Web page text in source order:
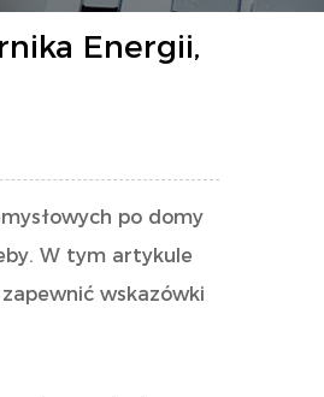
Energii,
po domy
W tym artykule
wskazówki